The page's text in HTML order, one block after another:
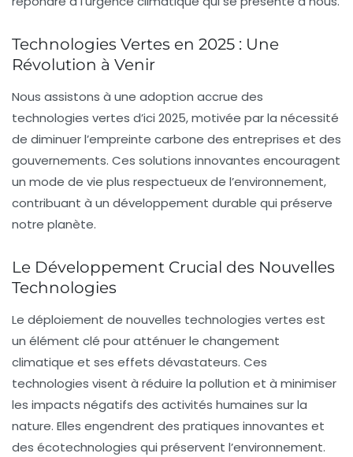
Technologies Vertes en 2025 : Une
Révolution à Venir
Nous assistons à une adoption accrue des
technologies vertes d’ici 2025, motivée par la nécessité
de diminuer l’empreinte carbone des entreprises et des
gouvernements. Ces solutions innovantes encouragent
un mode de vie plus respectueux de l’environnement,
contribuant à un développement durable qui préserve
notre planète.
Le Développement Crucial des Nouvelles
Technologies
Le déploiement de nouvelles technologies vertes est
un élément clé pour atténuer le changement
climatique et ses effets dévastateurs. Ces
technologies visent à réduire la pollution et à minimiser
les impacts négatifs des activités humaines sur la
nature. Elles engendrent des pratiques innovantes et
des écotechnologies qui préservent l’environnement.